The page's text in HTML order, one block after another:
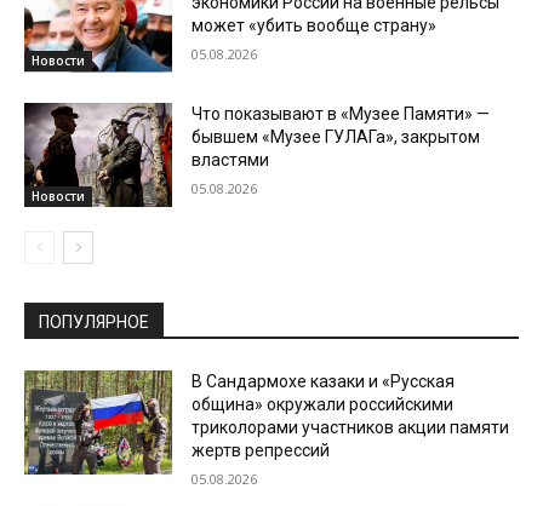
Новости
может «убить вообще страну»
05.08.2026
Новости
Что показывают в «Музее Памяти» —
бывшем «Музее ГУЛАГа», закрытом
властями
05.08.2026
ПОПУЛЯРНОЕ
В Сандармохе казаки и «Русская
община» окружали российскими
триколорами участников акции памяти
жертв репрессий
05.08.2026